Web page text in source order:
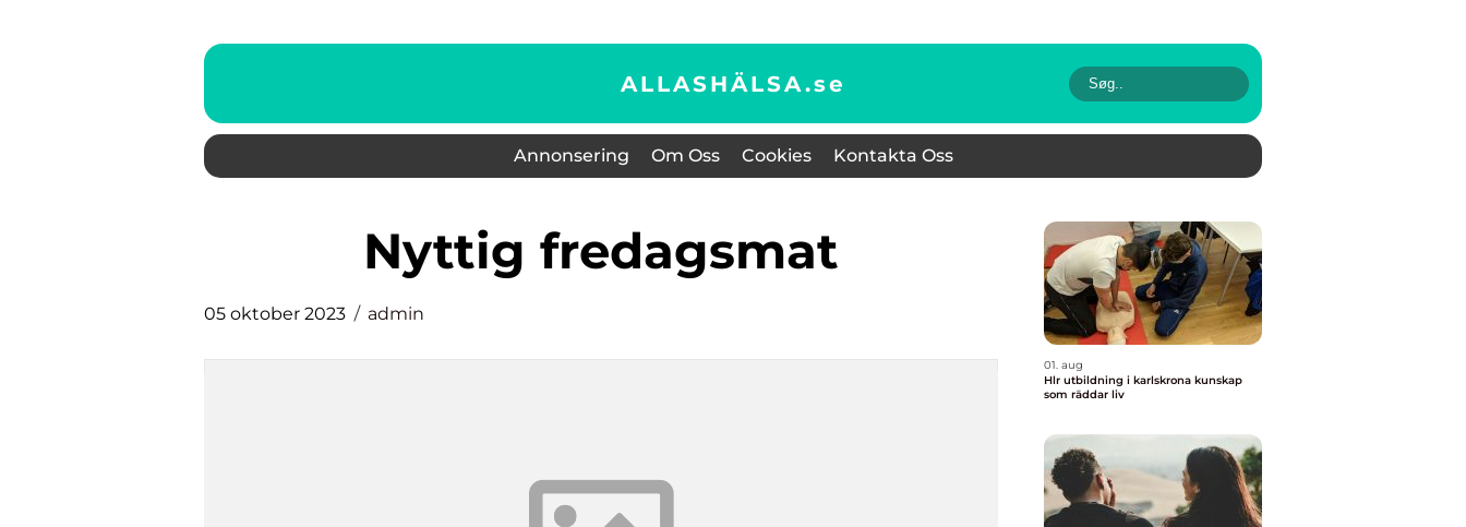
ALLASHÄLSA.se
Annonsering Om Oss Cookies Kontakta Oss
nyttig fredagsmat
05 oktober 2023 admin
01. aug
Hlr utbildning i karlskrona kunskap
som räddar liv